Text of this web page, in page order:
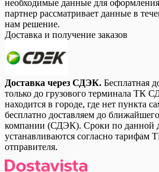
необходимые данные для
партнер рассматривает данные в
нам решение.
Доставка и получение заказов
Доставка через СДЭК. Бесплатная
только до грузового терминала ТК
находится в городе, где нет пункта
бесплатно доставляем до
компании (СДЭК). Сроки по данной
устанавливаются согласно тарифам
отправителя.